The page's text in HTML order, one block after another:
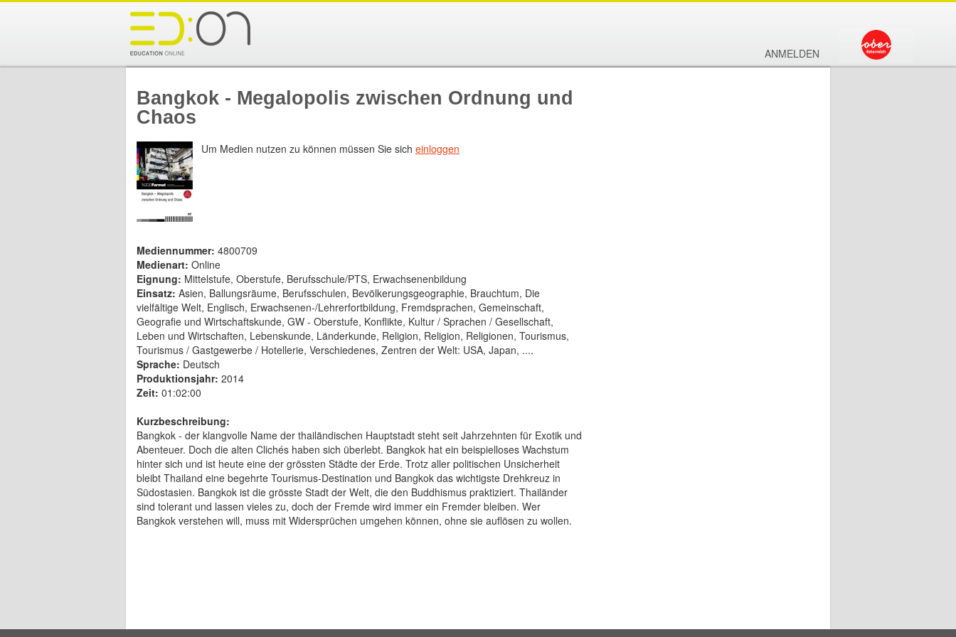
ANMELDEN
Bangkok - Megalopolis zwischen Ordnung und
Chaos
Um Medien nutzen zu können müssen Sie sich einloggen
Mediennummer: 4800709
Medienart: Online
Eignung: Mittelstufe, Oberstufe, Berufsschule/PTS, Erwachsenenbildung
Einsatz: Asien, Ballungsräume, Berufsschulen, Bevölkerungsgeographie, Brauchtum, Die
vielfältige Welt, Englisch, Erwachsenen-/Lehrerfortbildung, Fremdsprachen, Gemeinschaft,
Geografie und Wirtschaftskunde, GW - Oberstufe, Konflikte, Kultur / Sprachen / Gesellschaft,
Leben und Wirtschaften, Lebenskunde, Länderkunde, Religion, Religion, Religionen, Tourismus,
Tourismus / Gastgewerbe / Hotellerie, Verschiedenes, Zentren der Welt: USA, Japan, ....
Sprache: Deutsch
Produktionsjahr: 2014
Zeit: 01:02:00
Kurzbeschreibung:
Bangkok - der klangvolle Name der thailändischen Hauptstadt steht seit Jahrzehnten für Exotik und
Abenteuer. Doch die alten Clichés haben sich überlebt. Bangkok hat ein beispielloses Wachstum
hinter sich und ist heute eine der grössten Städte der Erde. Trotz aller politischen Unsicherheit
bleibt Thailand eine begehrte Tourismus-Destination und Bangkok das wichtigste Drehkreuz in
Südostasien. Bangkok ist die grösste Stadt der Welt, die den Buddhismus praktiziert. Thailänder
sind tolerant und lassen vieles zu, doch der Fremde wird immer ein Fremder bleiben. Wer
Bangkok verstehen will, muss mit Widersprüchen umgehen können, ohne sie auflösen zu wollen.